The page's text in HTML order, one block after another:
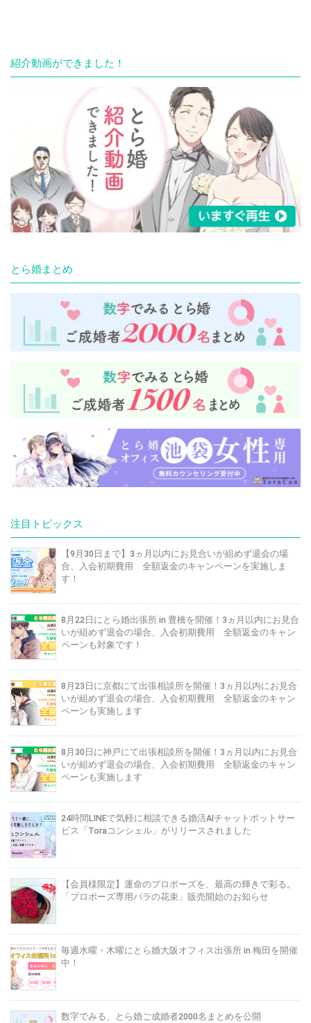
紹介動画ができました！
とら婚まとめ
注目トピックス
【9月30日まで】3ヵ月以内にお見合いが組めず退会の場
合、入会初期費用 全額返金のキャンペーンを実施しま
す！
8月22日にとら婚出張所 in 豊橋を開催！3ヵ月以内にお見合
いが組めず退会の場合、入会初期費用 全額返金のキャン
ペーンも対象です！
8月23日に京都にて出張相談所を開催！3ヵ月以内にお見合
いが組めず退会の場合、入会初期費用 全額返金のキャン
ペーンも実施します
8月30日に神戸にて出張相談所を開催！3ヵ月以内にお見合
いが組めず退会の場合、入会初期費用 全額返金のキャン
ペーンも実施します
24時間LINEで気軽に相談できる婚活AIチャットボットサー
ビス「Toraコンシェル」がリリースされました
【会員様限定】運命のプロポーズを、最高の輝きで彩る。
「プロポーズ専用バラの花束」販売開始のお知らせ
毎週水曜・木曜にとら婚大阪オフィス出張所 in 梅田を開催
中！
数字でみる、とら婚ご成婚者2000名まとめを公開